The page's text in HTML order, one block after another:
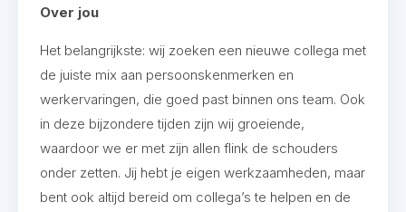
Over jou
Het belangrijkste: wij zoeken een nieuwe collega met
de juiste mix aan persoonskenmerken en
werkervaringen, die goed past binnen ons team. Ook
in deze bijzondere tijden zijn wij groeiende,
waardoor we er met zijn allen flink de schouders
onder zetten. Jij hebt je eigen werkzaamheden, maar
bent ook altijd bereid om collega’s te helpen en de